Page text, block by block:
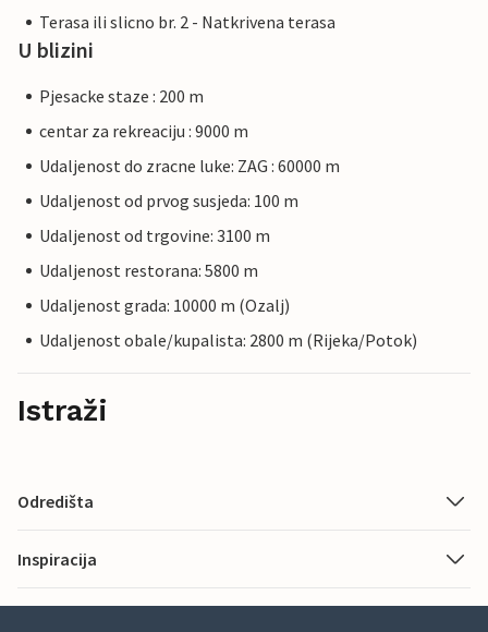
Terasa ili slicno br. 2 - Natkrivena terasa
U blizini
Pjesacke staze : 200 m
centar za rekreaciju : 9000 m
Udaljenost do zracne luke: ZAG : 60000 m
Udaljenost od prvog susjeda: 100 m
Udaljenost od trgovine: 3100 m
Udaljenost restorana: 5800 m
Udaljenost grada: 10000 m (Ozalj)
Udaljenost obale/kupalista: 2800 m (Rijeka/Potok)
Istraži
Odredišta
Inspiracija